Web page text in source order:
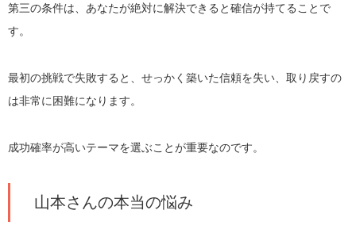
第三の条件は、あなたが絶対に解決できると確信が持てることで
す。
最初の挑戦で失敗すると、せっかく築いた信頼を失い、取り戻すの
は非常に困難になります。
成功確率が高いテーマを選ぶことが重要なのです。
山本さんの本当の悩み